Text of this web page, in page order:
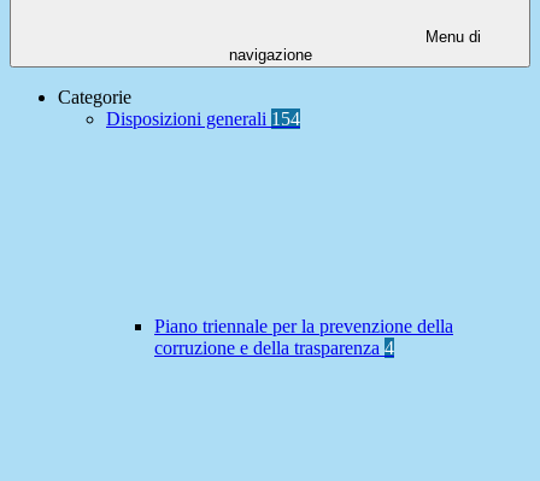
Menu di
navigazione
Categorie
Disposizioni generali 154
Piano triennale per la prevenzione della
corruzione e della trasparenza 4